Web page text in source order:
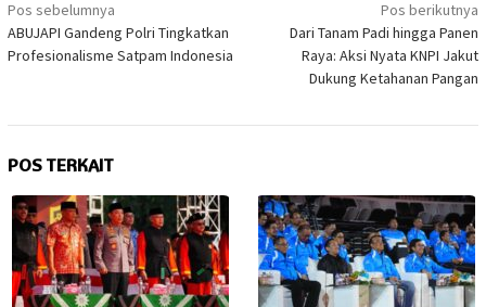
pos
Pos sebelumnya
ABUJAPI Gandeng Polri Tingkatkan
Profesionalisme Satpam Indonesia
Pos berikutnya
Dari Tanam Padi hingga Panen
Raya: Aksi Nyata KNPI Jakut
Dukung Ketahanan Pangan
POS TERKAIT